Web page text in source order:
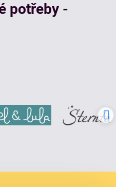
potřeby -